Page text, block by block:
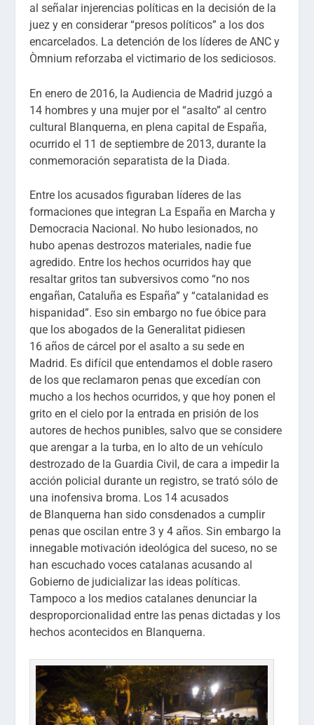
al señalar injerencias políticas en la decisión de la
juez y en considerar “presos políticos” a los dos
encarcelados. La detención de los líderes de ANC y
Òmnium reforzaba el victimario de los sediciosos.
En enero de 2016, la Audiencia de Madrid juzgó a
14 hombres y una mujer por el “asalto” al centro
cultural Blanquerna, en plena capital de España,
ocurrido el 11 de septiembre de 2013, durante la
conmemoración separatista de la Diada.
Entre los acusados figuraban líderes de las
formaciones que integran La España en Marcha y
Democracia Nacional. No hubo lesionados, no
hubo apenas destrozos materiales, nadie fue
agredido. Entre los hechos ocurridos hay que
resaltar gritos tan subversivos como “no nos
engañan, Cataluña es España” y “catalanidad es
hispanidad”. Eso sin embargo no fue óbice para
que los abogados de la Generalitat pidiesen
16 años de cárcel por el asalto a su sede en
Madrid. Es difícil que entendamos el doble rasero
de los que reclamaron penas que excedían con
mucho a los hechos ocurridos, y que hoy ponen el
grito en el cielo por la entrada en prisión de los
autores de hechos punibles, salvo que se considere
que arengar a la turba, en lo alto de un vehículo
destrozado de la Guardia Civil, de cara a impedir la
acción policial durante un registro, se trató sólo de
una inofensiva broma. Los 14 acusados
de Blanquerna han sido consdenados a cumplir
penas que oscilan entre 3 y 4 años. Sin embargo la
innegable motivación ideológica del suceso, no se
han escuchado voces catalanas acusando al
Gobierno de judicializar las ideas políticas.
Tampoco a los medios catalanes denunciar la
desproporcionalidad entre las penas dictadas y los
hechos acontecidos en Blanquerna.